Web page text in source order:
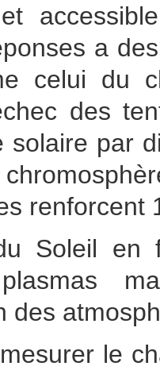
et
a
celui du
des
solaire par
renforcent
Soleil en
plasmas
des
le